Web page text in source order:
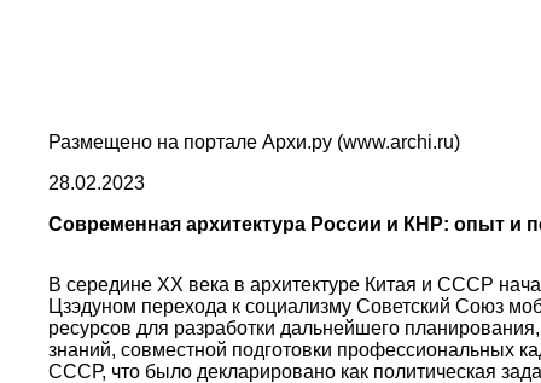
Размещено на портале Архи.ру (www.archi.ru)
28.02.2023
Современная архитектура России и КНР: опыт и
В середине ХХ века в архитектуре Китая и СССР
Цзэдуном перехода к социализму Советский Союз
ресурсов для разработки дальнейшего
знаний, совместной подготовки профессиональных
СССР, что было декларировано как политическая